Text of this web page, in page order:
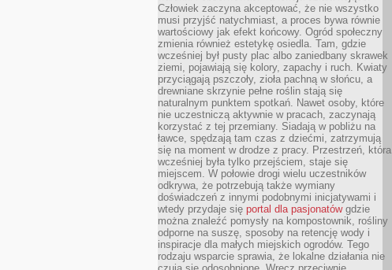
Człowiek zaczyna akceptować, że nie wszystko
musi przyjść natychmiast, a proces bywa równie
wartościowy jak efekt końcowy. Ogród społeczny
zmienia również estetykę osiedla. Tam, gdzie
wcześniej był pusty plac albo zaniedbany skrawek
ziemi, pojawiają się kolory, zapachy i ruch. Kwiaty
przyciągają pszczoły, zioła pachną w słońcu, a
drewniane skrzynie pełne roślin stają się
naturalnym punktem spotkań. Nawet osoby, które
nie uczestniczą aktywnie w pracach, zaczynają
korzystać z tej przemiany. Siadają w pobliżu na
ławce, spędzają tam czas z dziećmi, zatrzymują
się na moment w drodze z pracy. Przestrzeń, która
wcześniej była tylko przejściem, staje się
miejscem. W połowie drogi wielu uczestników
odkrywa, że potrzebują także wymiany
doświadczeń z innymi podobnymi inicjatywami i
wtedy przydaje się portal dla pasjonatówgdzie
można znaleźć pomysły na kompostownik, rośliny
odporne na suszę, sposoby na retencję wody i
inspiracje dla małych miejskich ogrodów. Tego
rodzaju wsparcie sprawia, że lokalne działania nie